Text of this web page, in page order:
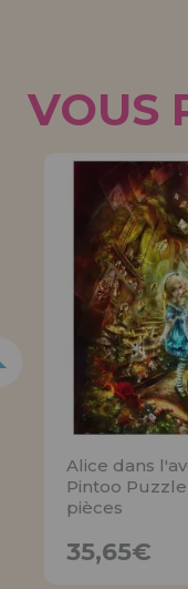
VOUS
Alice dans
Pintoo Puzzle
pièces
35,65€